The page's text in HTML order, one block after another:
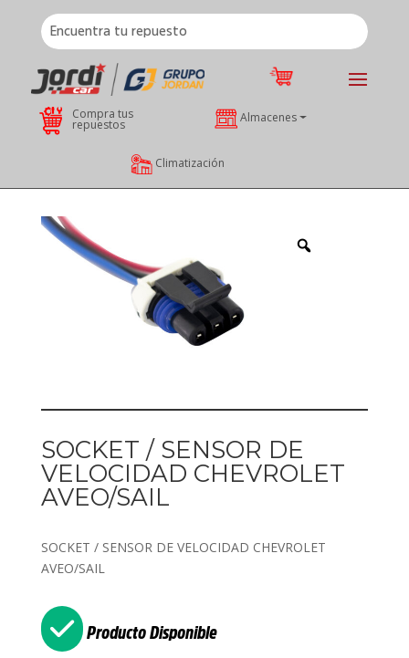
Compra tus
repuestos Almacenes
Climatización
SOCKET / SENSOR DE
VELOCIDAD CHEVROLET
AVEO/SAIL
SOCKET / SENSOR DE VELOCIDAD CHEVROLET
AVEO/SAIL
Producto Disponible